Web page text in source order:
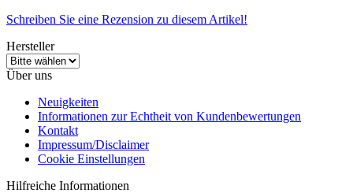
Schreiben Sie eine Rezension zu diesem Artikel!
Hersteller
Über uns
Neuigkeiten
Informationen zur Echtheit von Kundenbewertungen
Kontakt
Impressum/Disclaimer
Cookie Einstellungen
Hilfreiche Informationen